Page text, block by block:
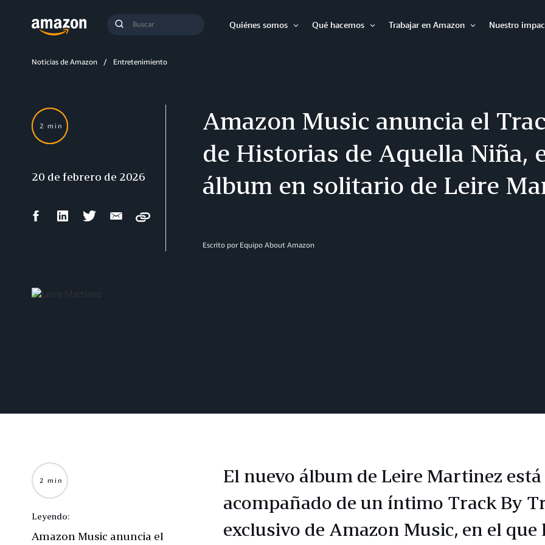
Enviar
Quiénes somos
Qué hacemos
Trabajar en Amazon
Nuestro
Noticias de Amazon Entretenimiento
Amazon Music anuncia el
de Historias de Aquella Niña,
álbum en solitario de Leire
Escrito por Equipo About Amazon
2 min
20 de febrero de 2026
CompartirCompartirCompartirCompartir
electrónico
Copy
El nuevo álbum de Leire Martinez está
acompañado de un íntimo Track By
exclusivo de Amazon Music, en el que
2 min
Leyendo:
Amazon Music anuncia el